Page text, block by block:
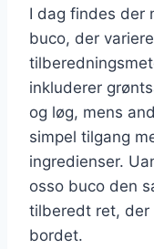
I dag findes der
buco, der
inkluderer
og løg, mens
simpel tilgang
ingredienser.
osso buco den
tilberedt ret, der
bordet.